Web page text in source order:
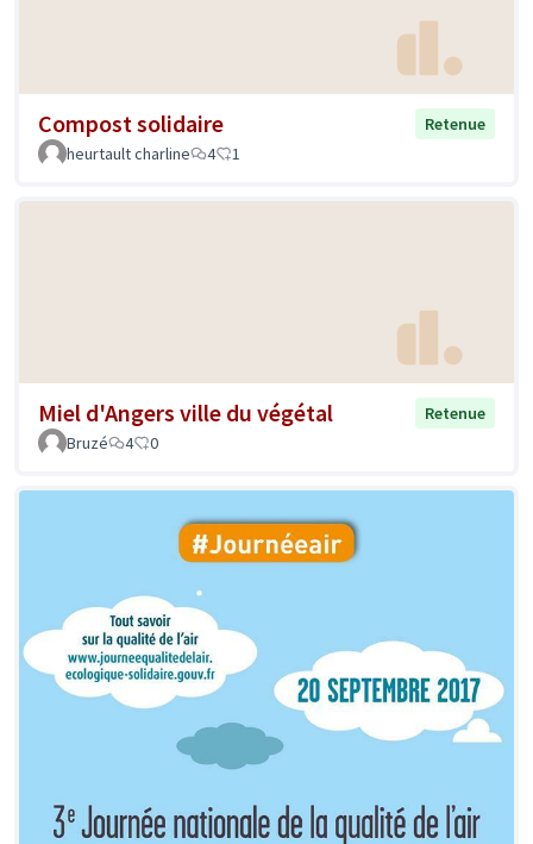
Compost solidaire
Retenue
heurtault charline
4 1
Miel d'Angers ville du végétal
Retenue
Bruzé
4 0